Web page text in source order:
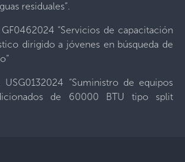
residuales”.
“Servicios de capacitación
dirigido a jóvenes en búsqueda de
“Suministro de equipos
de 60000 BTU tipo split